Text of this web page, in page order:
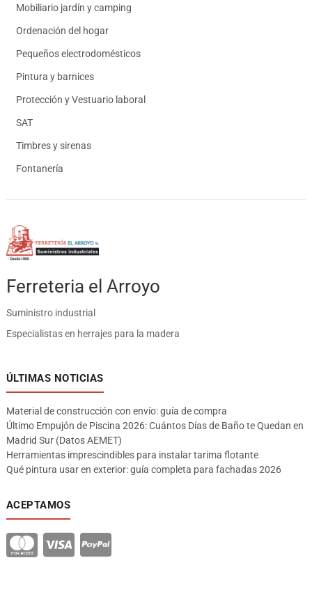
Mobiliario jardín y camping
Ordenación del hogar
Pequeños electrodomésticos
Pintura y barnices
Protección y Vestuario laboral
SAT
Timbres y sirenas
Fontanería
Ferreteria el Arroyo
Suministro industrial
Especialistas en herrajes para la madera
ÚLTIMAS NOTICIAS
Material de construcción con envío: guía de compra
Último Empujón de Piscina 2026: Cuántos Días de Baño te Quedan en
Madrid Sur (Datos AEMET)
Herramientas imprescindibles para instalar tarima flotante
Qué pintura usar en exterior: guía completa para fachadas 2026
ACEPTAMOS